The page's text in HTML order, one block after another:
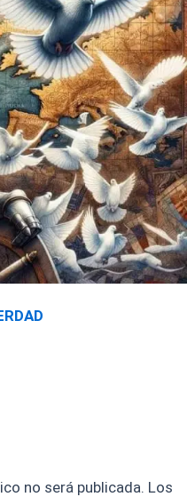
no será publicada. Los